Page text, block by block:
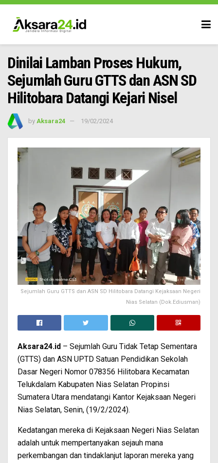
Dinilai Lamban Proses Hukum,
Sejumlah Guru GTTS dan ASN SD
Hilitobara Datangi Kejari Nisel
by Aksara24 19/02/2024
Sejumlah Guru GTTS dan ASN SD Hilitobara Datangi Kejaksaan Negeri
Nias Selatan (Dok.Ediusman)
Aksara24.id – Sejumlah Guru Tidak Tetap Sementara
(GTTS) dan ASN UPTD Satuan Pendidikan Sekolah
Dasar Negeri Nomor 078356 Hilitobara Kecamatan
Telukdalam Kabupaten Nias Selatan Propinsi
Sumatera Utara mendatangi Kantor Kejaksaan Negeri
Nias Selatan, Senin, (19/2/2024).
Kedatangan mereka di Kejaksaan Negeri Nias Selatan
adalah untuk mempertanyakan sejauh mana
perkembangan dan tindaklanjut laporan mereka yang